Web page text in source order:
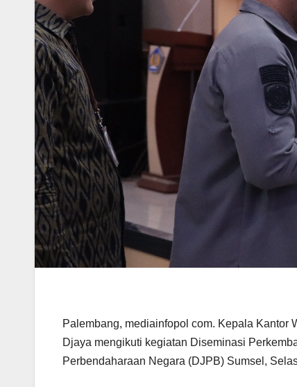
Palembang, mediainfopol com. Kepala Kantor
Djaya mengikuti kegiatan Diseminasi
Perbendaharaan Negara (DJPB) Sumsel,